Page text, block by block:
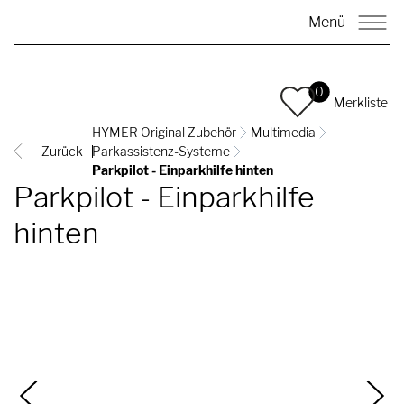
Menü
0
Merkliste
Zurück
HYMER Original Zubehör
Multimedia
Parkassistenz-Systeme
Parkpilot - Einparkhilfe hinten
Parkpilot - Einparkhilfe
hinten